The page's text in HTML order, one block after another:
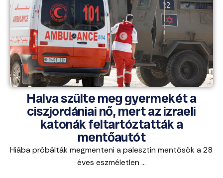
Halva szülte meg gyermekét a
ciszjordániai nő, mert az izraeli
katonák feltartóztatták a
mentőautót
Hiába próbálták megmenteni a palesztin mentősök a 28
éves eszméletlen ...